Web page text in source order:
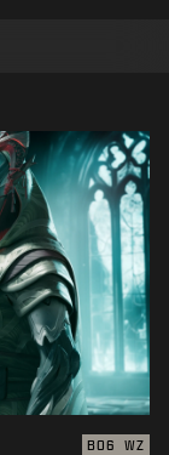
BO6 WZ